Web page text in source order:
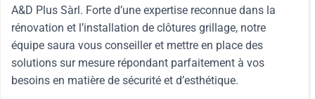
A&D Plus Sàrl. Forte d’une expertise reconnue dans la
rénovation et l’installation de clôtures grillage, notre
équipe saura vous conseiller et mettre en place des
solutions sur mesure répondant parfaitement à vos
besoins en matière de sécurité et d’esthétique.